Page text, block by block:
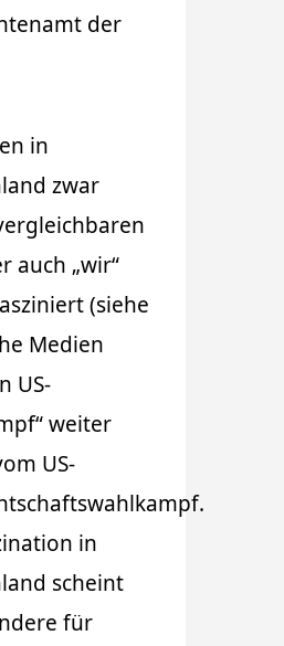
der
in
zwar
auch „wir“
(siehe
Medien
US-
weiter
US-
in
scheint
für